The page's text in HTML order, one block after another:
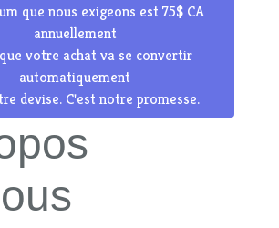
que nous exigeons est 75$ CA
annuellement
votre achat va se convertir
automatiquement
devise. C'est notre promesse.